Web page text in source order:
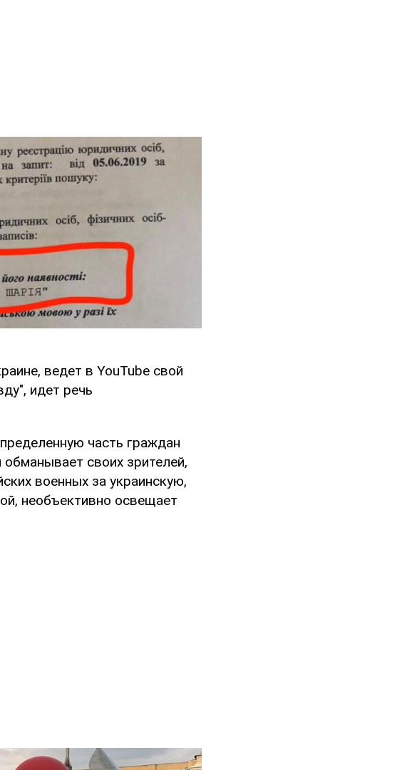
ведет в YouTube свой
идет речь
часть граждан
своих зрителей,
военных за украинскую,
необъективно освещает